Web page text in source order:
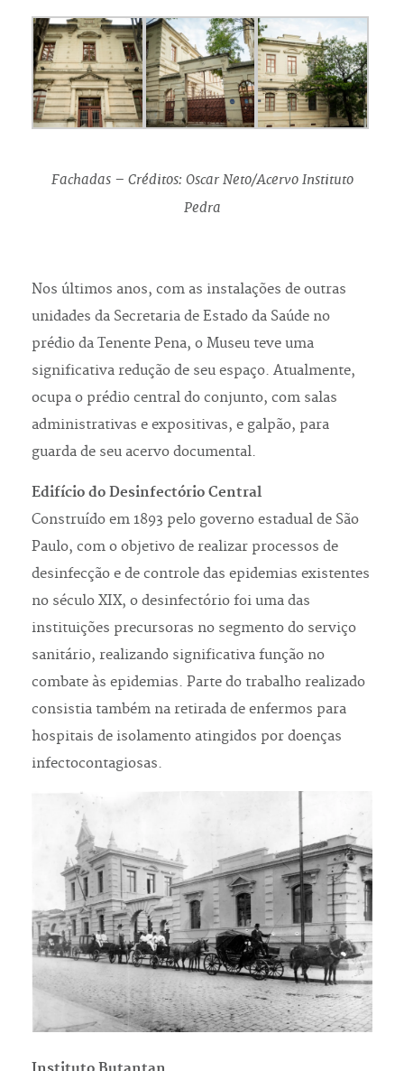
Fachadas – Créditos: Oscar Neto/Acervo Instituto
Pedra
Nos últimos anos, com as instalações de outras
unidades da Secretaria de Estado da Saúde no
prédio da Tenente Pena, o Museu teve uma
significativa redução de seu espaço. Atualmente,
ocupa o prédio central do conjunto, com salas
administrativas e expositivas, e galpão, para
guarda de seu acervo documental.
Edifício do Desinfectório Central
Construído em 1893 pelo governo estadual de São
Paulo, com o objetivo de realizar processos de
desinfecção e de controle das epidemias existentes
no século XIX, o desinfectório foi uma das
instituições precursoras no segmento do serviço
sanitário, realizando significativa função no
combate às epidemias. Parte do trabalho realizado
consistia também na retirada de enfermos para
hospitais de isolamento atingidos por doenças
infectocontagiosas.